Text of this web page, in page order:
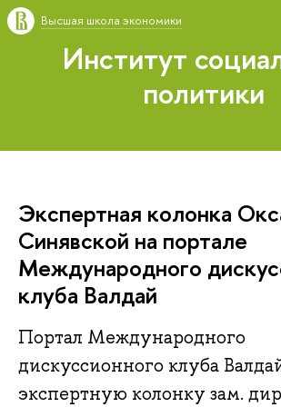
Высшая школа экономики
Институт
политики
Экспертная колонка
Синявской на портале
Международного
клуба Валдай
Портал Международного
дискуссионного клуба
экспертную колонку зам.